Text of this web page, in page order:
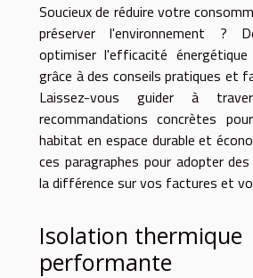
Soucieux de réduire votre
préserver l'environnement ?
optimiser l'efficacité
grâce à des conseils pratiques et
Laissez-vous guider à
recommandations concrètes
habitat en espace durable et
ces paragraphes pour adopter
la différence sur vos factures et
Isolation thermique
performante